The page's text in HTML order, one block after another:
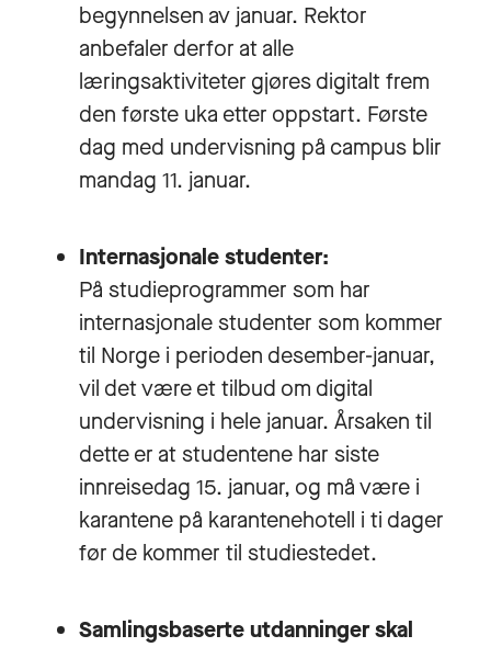
begynnelsen av januar. Rektor
anbefaler derfor at alle
læringsaktiviteter gjøres digitalt frem
den første uka etter oppstart. Første
dag med undervisning på campus blir
mandag 11. januar.
Internasjonale studenter:
På studieprogrammer som har
internasjonale studenter som kommer
til Norge i perioden desember-januar,
vil det være et tilbud om digital
undervisning i hele januar. Årsaken til
dette er at studentene har siste
innreisedag 15. januar, og må være i
karantene på karantenehotell i ti dager
før de kommer til studiestedet.
Samlingsbaserte utdanninger skal